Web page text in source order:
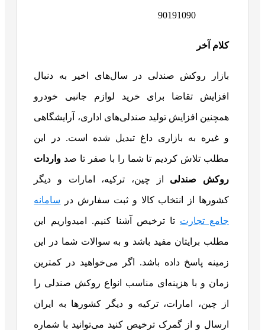
90191090
کلام آخر
بازار روکش صندلی در سال‌های اخیر به دنبال
افزایش تقاضا برای خرید لوازم جانبی خودرو
همچنین افزایش تولید صندلی‌های اداری، آرایشگاهی
و غیره به بازاری داغ تبدیل شده است. در این
مطلب تلاش کردیم تا شما را با صفر تا صد واردات
روکش صندلی از چین، ترکیه، امارات و دیگر
کشورها از انتخاب کالا و ثبت سفارش در سامانه
جامع تجارت تا ترخیص آشنا کنیم. امیدواریم این
مطلب برایتان مفید باشد و به سوالات شما در این
زمینه پاسخ داده باشد. اگر می‌خواهید در کمترین
زمان و با هزینه‌ای مناسب انواع روکش صندلی را
از چین، امارات، ترکیه و دیگر کشورها به ایران
ارسال و از گمرک ترخیص کنید می‌توانید با شماره